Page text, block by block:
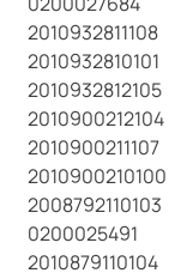
2010932811108
2010932810101
2010932812105
2010900212104
2010900211107
2010900210100
2008792110103
0200025491
2010879110104